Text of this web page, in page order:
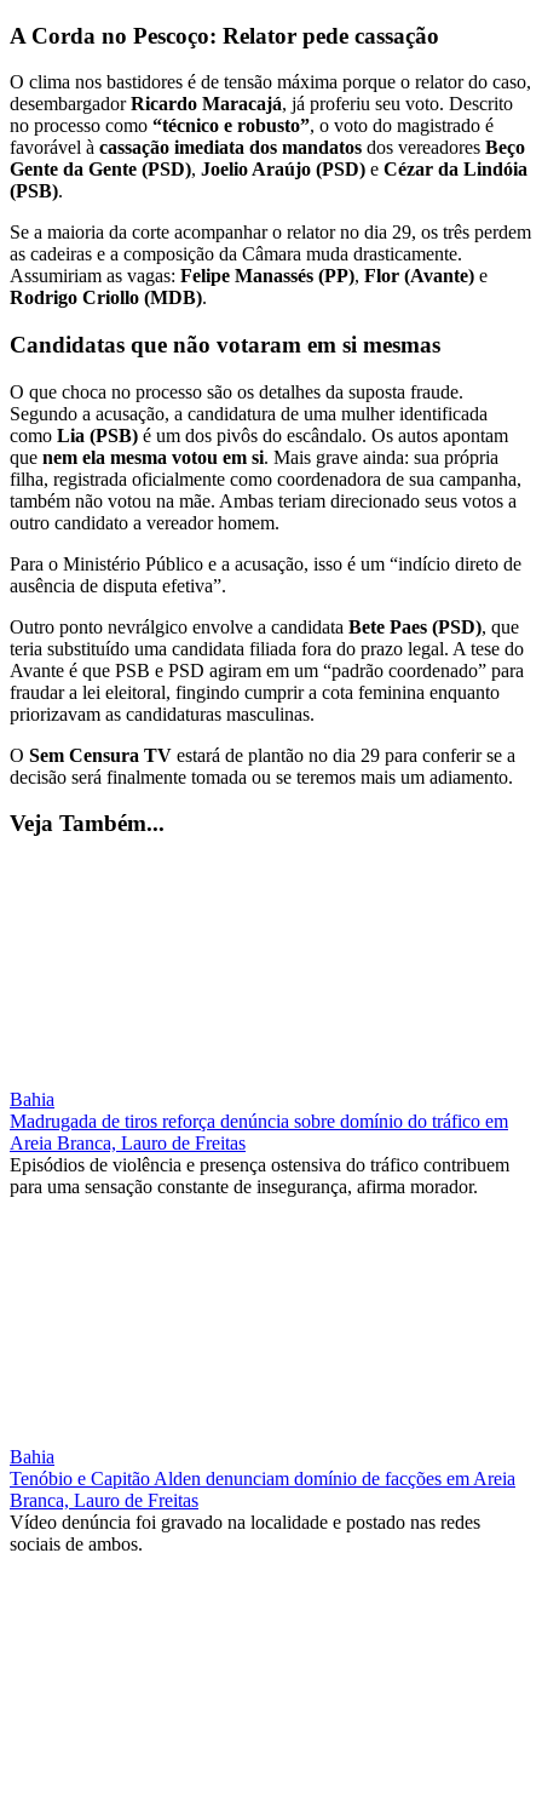
A Corda no Pescoço: Relator pede cassação
O clima nos bastidores é de tensão máxima porque o relator do caso,
desembargadorRicardo Maracajá, já proferiu seu voto. Descrito
no processo como “técnico e robusto”, o voto do magistrado é
favorável à cassação imediata dos mandatos dos vereadores Beço
Gente da Gente (PSD), Joelio Araújo (PSD) e Cézar da Lindóia
(PSB).
Se a maioria da corte acompanhar o relator no dia 29, os três perdem
as cadeiras e a composição da Câmara muda drasticamente.
Assumiriam as vagas: Felipe Manassés (PP), Flor (Avante) e
Rodrigo Criollo (MDB).
Candidatas que não votaram em si mesmas
O que choca no processo são os detalhes da suposta fraude.
Segundo a acusação, a candidatura de uma mulher identificada
como Lia (PSB) é um dos pivôs do escândalo. Os autos apontam
que nem ela mesma votou em si. Mais grave ainda: sua própria
filha, registrada oficialmente como coordenadora de sua campanha,
também não votou na mãe. Ambas teriam direcionado seus votos a
outro candidato a vereador homem.
Para o Ministério Público e a acusação, isso é um “indício direto de
ausência de disputa efetiva”.
Outro ponto nevrálgico envolve a candidata Bete Paes (PSD), que
teria substituído uma candidata filiada fora do prazo legal. A tese do
Avante é que PSB e PSD agiram em um “padrão coordenado” para
fraudar a lei eleitoral, fingindo cumprir a cota feminina enquanto
priorizavam as candidaturas masculinas.
O Sem Censura TV estará de plantão no dia 29 para conferir se a
decisão será finalmente tomada ou se teremos mais um adiamento.
Veja Também...
Bahia
Madrugada de tiros reforça denúncia sobre domínio do tráfico em
Areia Branca, Lauro de Freitas
Episódios de violência e presença ostensiva do tráfico contribuem
para uma sensação constante de insegurança, afirma morador.
Bahia
Tenóbio e Capitão Alden denunciam domínio de facções em Areia
Branca, Lauro de Freitas
Vídeo denúncia foi gravado na localidade e postado nas redes
sociais de ambos.